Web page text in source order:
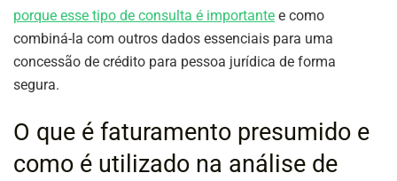
porque esse tipo de consulta é importante e como
combiná-la com outros dados essenciais para uma
concessão de crédito para pessoa jurídica de forma
segura.
O que é faturamento presumido e
como é utilizado na análise de